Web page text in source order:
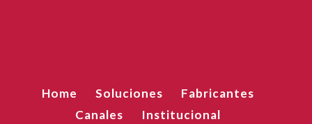
Home Soluciones
Fabricantes
Canales
Institucional